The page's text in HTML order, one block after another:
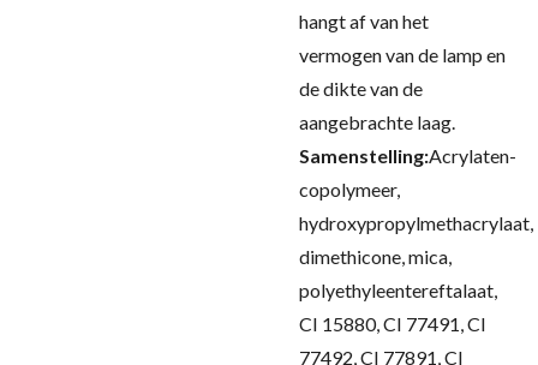
hangt af van het
vermogen van de lamp en
de dikte van de
aangebrachte laag.
Samenstelling:Acrylaten-
copolymeer,
hydroxypropylmethacrylaat,
dimethicone, mica,
polyethyleentereftalaat,
CI 15880, CI 77491, CI
77492, CI 77891, CI